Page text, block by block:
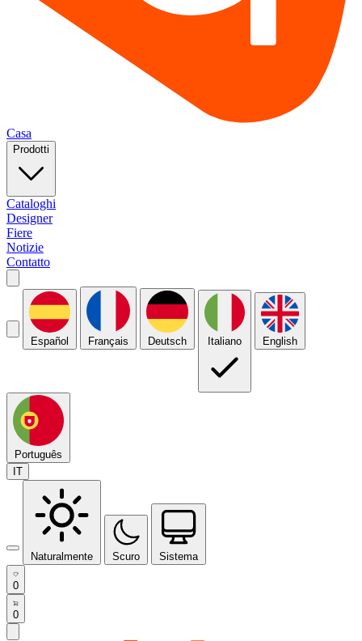
Casa
Prodotti
Cataloghi
Designer
Fiere
Notizie
Contatto
Español Français Deutsch Italiano English
Português
IT
Naturalmente Scuro Sistema
0
0